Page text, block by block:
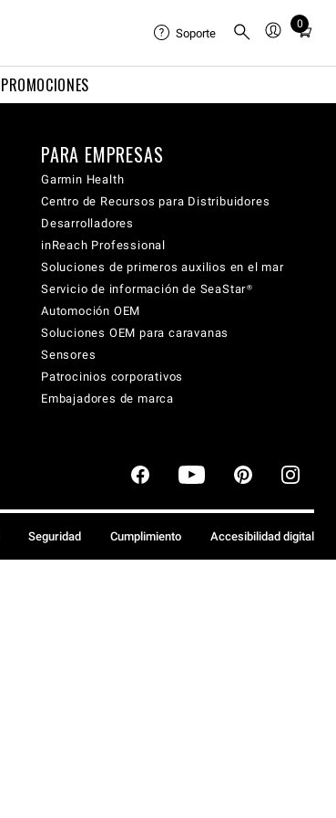
PROMOCIONES
Soporte
0
Total
in
PARA EMPRESAS
Garmin Health
Centro de Recursos para Distribuidores
Desarrolladores
inReach Professional
Soluciones de primeros auxilios en el mar
Servicio de información de SeaStar®
Automoción OEM
Soluciones OEM para caravanas
Sensores
Patrocinios corporativos
Embajadores de marca
Seguridad Cumplimiento Accesibilidad digital